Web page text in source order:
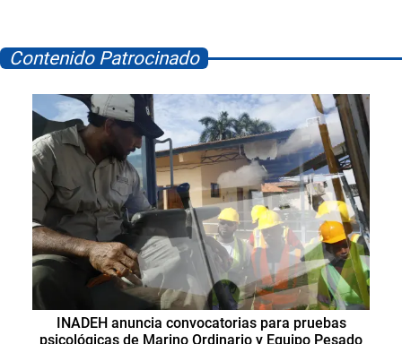
Contenido Patrocinado
INADEH anuncia convocatorias para pruebas
psicológicas de Marino Ordinario y Equipo Pesado